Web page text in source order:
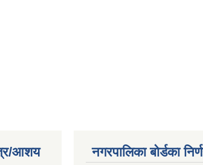
आशय
नगरपालिका बोर्डका